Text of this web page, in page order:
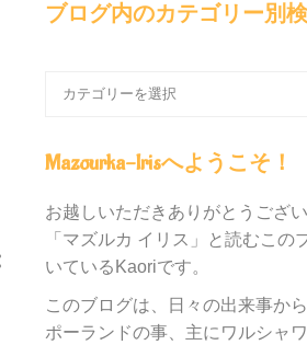
ブログ内のカテゴリー別
内
の
テ
ゴ
リ
別
検
Mazourka-Irisへようこそ！
お越しいただきありがとうござい
「マズルカ イリス」と読むこの
いているKaoriです。
このブログは、日々の出来事か
ポーランドの事、主にワルシャ